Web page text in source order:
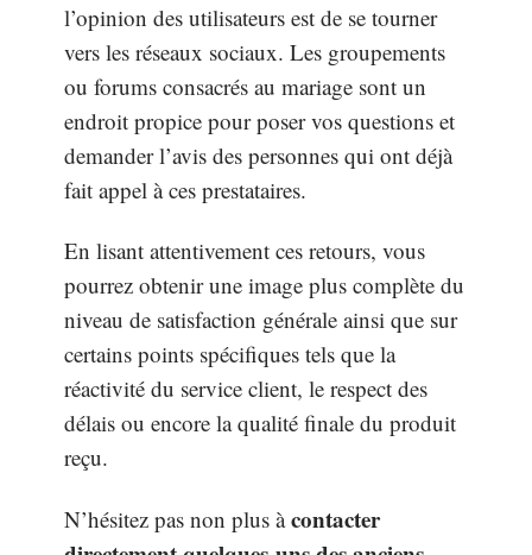
l’opinion des utilisateurs est de se tourner
vers les réseaux sociaux. Les groupements
ou forums consacrés au mariage sont un
endroit propice pour poser vos questions et
demander l’avis des personnes qui ont déjà
fait appel à ces prestataires.
En lisant attentivement ces retours, vous
pourrez obtenir une image plus complète du
niveau de satisfaction générale ainsi que sur
certains points spécifiques tels que la
réactivité du service client, le respect des
délais ou encore la qualité finale du produit
reçu.
N’hésitez pas non plus àcontacter